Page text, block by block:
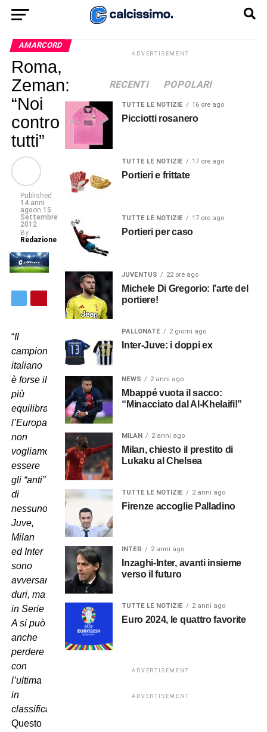
AMARCORD
Roma,
Zeman:
“Noi
contro
tutti”
Published
14 anni
agoon 15
Settembre
2012
By
Redazione
“Il
campionato
italiano
è forse il
più
equilibrato
l’Europa,
non
vogliamo
essere
gli “anti”
di
nessuno:
Juve,
Milan
ed Inter
sono
avversari
duri, ma
in Serie
A si può
anche
perdere
con
l’ultima
in
classifica
Questo
ADVERTISEMENT
RECENTI POPOLARI
TUTTE LE NOTIZIE 16 ore ago
Picciotti rosanero
TUTTE LE NOTIZIE 17 ore ago
Portieri e frittate
TUTTE LE NOTIZIE 17 ore ago
Portieri per caso
JUVENTUS 22 ore ago
Michele Di Gregorio: l’arte del
portiere!
PALLONATE 2 giorni ago
Inter-Juve: i doppi ex
NEWS 2 anni ago
Mbappé vuota il sacco:
“Minacciato dal Al-Khelaifi!”
MILAN 2 anni ago
Milan, chiesto il prestito di
Lukaku al Chelsea
TUTTE LE NOTIZIE 2 anni ago
Firenze accoglie Palladino
INTER 2 anni ago
Inzaghi-Inter, avanti insieme
verso il futuro
TUTTE LE NOTIZIE 2 anni ago
Euro 2024, le quattro favorite
ADVERTISEMENT
ADVERTISEMENT